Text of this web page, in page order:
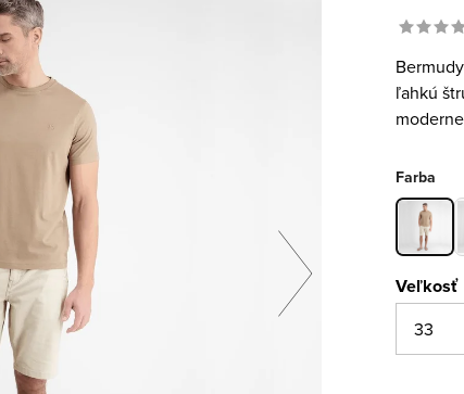
ľahkú
Farba
Veľkosť